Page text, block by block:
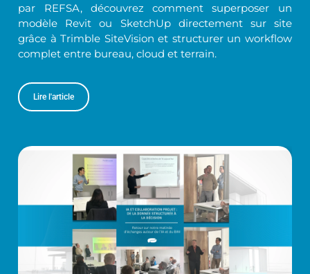
par REFSA, découvrez comment superposer un
modèle Revit ou SketchUp directement sur site
grâce à Trimble SiteVision et structurer un workflow
complet entre bureau, cloud et terrain.
Lire l'article